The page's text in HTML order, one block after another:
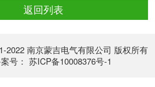
返回列表
2022 南京蒙吉电气有限公司 版权所有
号： 苏ICP备10008376号-1